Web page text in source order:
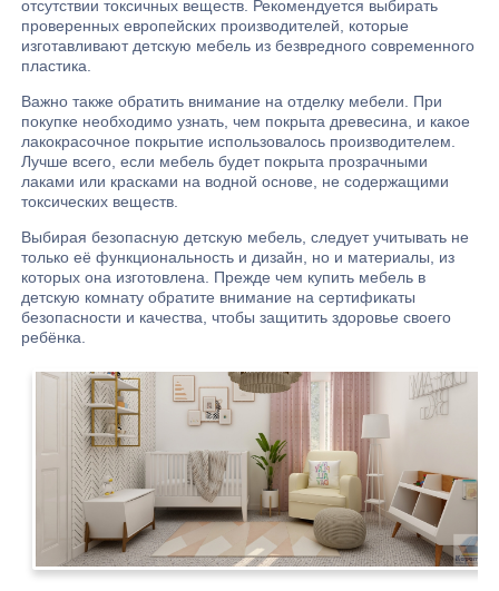
отсутствии токсичных веществ. Рекомендуется выбирать
проверенных европейских производителей, которые
изготавливают детскую мебель из безвредного современного
пластика.
Важно также обратить внимание на отделку мебели. При
покупке необходимо узнать, чем покрыта древесина, и какое
лакокрасочное покрытие использовалось производителем.
Лучше всего, если мебель будет покрыта прозрачными
лаками или красками на водной основе, не содержащими
токсических веществ.
Выбирая безопасную детскую мебель, следует учитывать не
только её функциональность и дизайн, но и материалы, из
которых она изготовлена. Прежде чем купить мебель в
детскую комнату обратите внимание на сертификаты
безопасности и качества, чтобы защитить здоровье своего
ребёнка.